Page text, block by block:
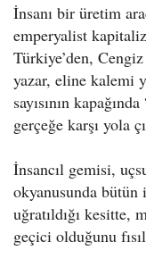
İnsanı bir üretim
emperyalist
Türkiye’den,
yazar, eline kalemi
sayısının
gerçeğe karşı yola
İnsancıl gemisi,
okyanusunda bütün
uğratıldığı kesitte,
geçici olduğunu